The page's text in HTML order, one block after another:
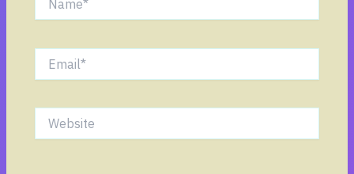
Website